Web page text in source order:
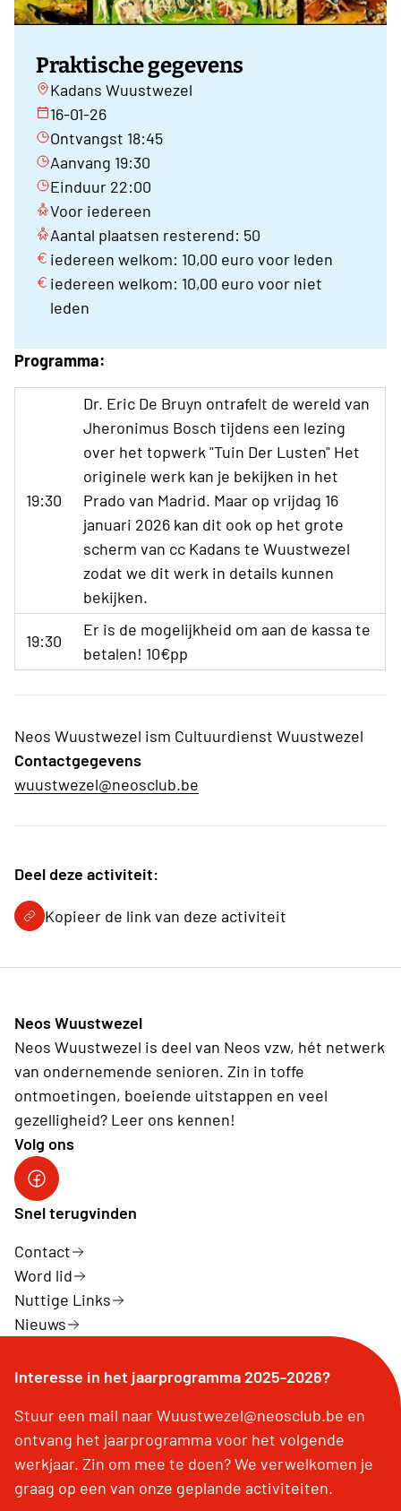
Praktische gegevens
Kadans Wuustwezel
16-01-26
Ontvangst 18:45
Aanvang 19:30
Einduur 22:00
Voor iedereen
Aantal plaatsen resterend: 50
iedereen welkom: 10,00 euro voor leden
iedereen welkom: 10,00 euro voor niet
leden
Programma:
19:30
Dr. Eric De Bruyn ontrafelt de wereld van
Jheronimus Bosch tijdens een lezing
over het topwerk "Tuin Der Lusten" Het
originele werk kan je bekijken in het
Prado van Madrid. Maar op vrijdag 16
januari 2026 kan dit ook op het grote
scherm van cc Kadans te Wuustwezel
zodat we dit werk in details kunnen
bekijken.
19:30
Er is de mogelijkheid om aan de kassa te
betalen! 10€pp
Neos Wuustwezel ism Cultuurdienst Wuustwezel
Contactgegevens
wuustwezel@neosclub.be
Deel deze activiteit:
Kopieer de link van deze activiteit
Neos Wuustwezel
Neos Wuustwezel is deel van Neos vzw, hét netwerk
van ondernemende senioren. Zin in toffe
ontmoetingen, boeiende uitstappen en veel
gezelligheid? Leer ons kennen!
Volg ons
Snel terugvinden
Contact
Word lid
Nuttige Links
Nieuws
Interesse in het jaarprogramma 2025-2026?
Stuur een mail naar Wuustwezel@neosclub.be en
ontvang het jaarprogramma voor het volgende
werkjaar. Zin om mee te doen? We verwelkomen je
graag op een van onze geplande activiteiten.